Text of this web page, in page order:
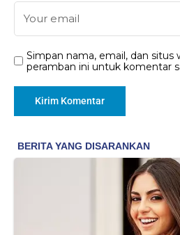
Simpan nama, email, dan situs
peramban ini untuk komentar